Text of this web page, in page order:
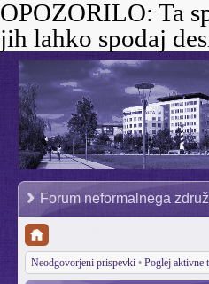
OPOZORILO: Ta
jih lahko spodaj
Forum neformalnega
Neodgovorjeni prispevki • Poglej aktivne